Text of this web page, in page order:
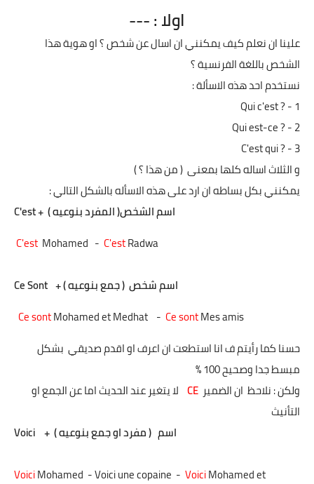
اولا : ---
علينا ان نعلم كيف يمكنني ان اسال عن شخص ؟ او هوية هذا
الشخص باللغة الفرنسية ؟
نستخدم احد هذه الاسألة :
1 -
Qui c'est ?
2 -
Qui est-ce ?
3 -
C'est qui ?
و الثلاث اساله كلها بمعنى ( من هذا ؟ )
يمكنني بكل بساطه ان ارد على هذه الاسأله بالشكل التالي :
اسم الشخص( المفرد بنوعيه ) +
C'est
C'est Mohamed - C'estRadwa
اسم شخص ( جمع بنوعيه ) + Ce Sont
Ce sontMohamed et Medhat - Ce sontMes amis
حسنا كما رأيتم ف انا استطعت ان اعرف او اقدم صديقي بشكل
مبسط جدا وصحيح 100 %
ولكن : نلاحظ ان الضمير CE لا يتغير عند الحديث اما عن الجمع او
التأنيث
اسم ( مفرد او جمع بنوعيه ) +
Voici
VoiciMohamed - Voici une copaine - VoiciMohamed et